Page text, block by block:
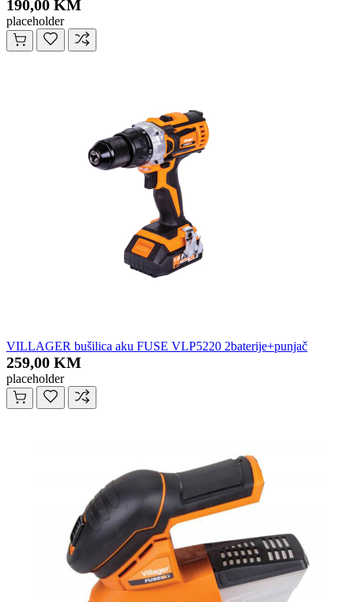
190,00 KM
placeholder
VILLAGER bušilica aku FUSE VLP5220 2baterije+punjač
259,00 KM
placeholder